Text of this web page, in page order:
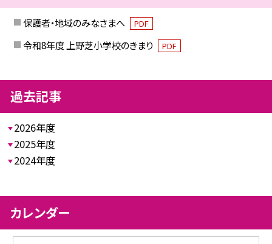
保護者・地域のみなさまへ PDF
令和8年度 上野芝小学校のきまり PDF
過去記事
2026年度
2025年度
2024年度
カレンダー